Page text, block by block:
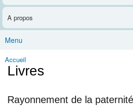
A propos
Menu
Vous êtes ici
Accueil
Livres
Rayonnement de la